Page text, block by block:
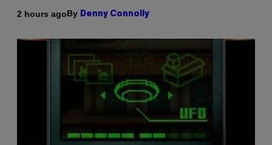
2 hours agoBy Denny Connolly